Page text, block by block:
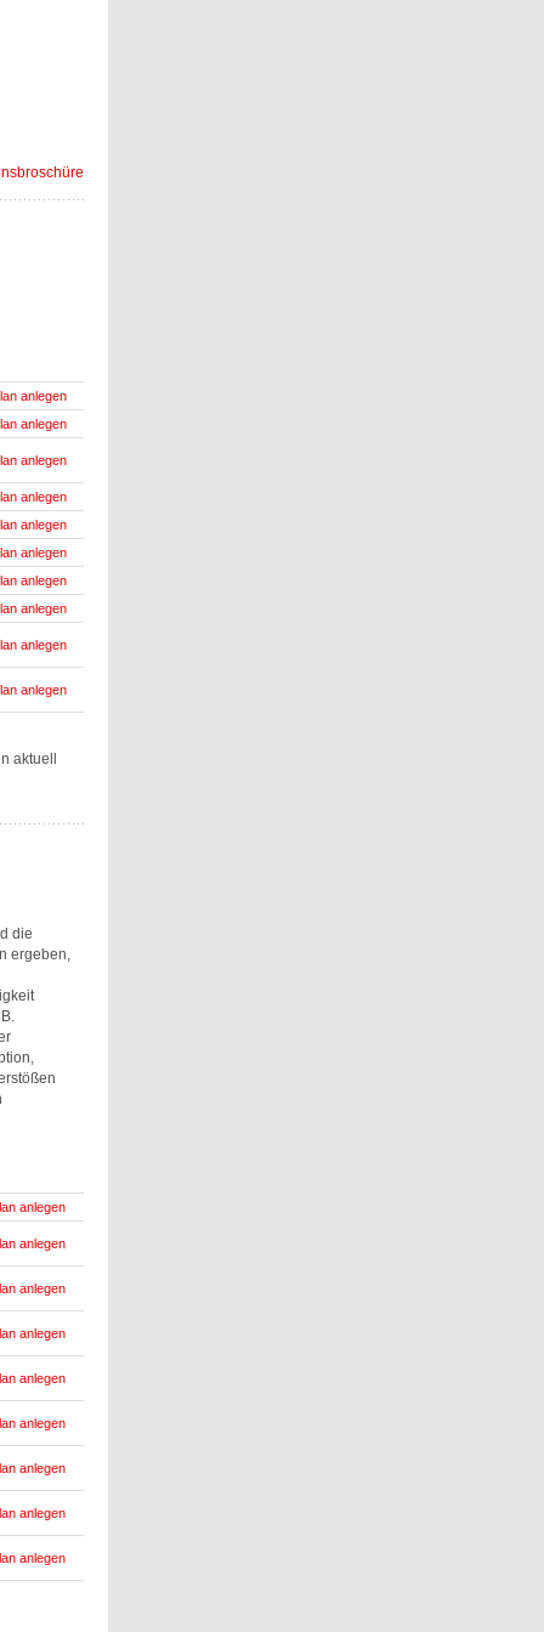
anlegen
anlegen
anlegen
anlegen
anlegen
anlegen
anlegen
anlegen
anlegen
anlegen
aktuell
die
ergeben,
anlegen
anlegen
anlegen
anlegen
anlegen
anlegen
anlegen
anlegen
anlegen